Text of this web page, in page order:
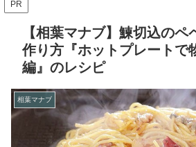
PR
【相葉マナブ】鰊切込のペ
作り方『ホットプレートで
編』のレシピ
相葉マナブ